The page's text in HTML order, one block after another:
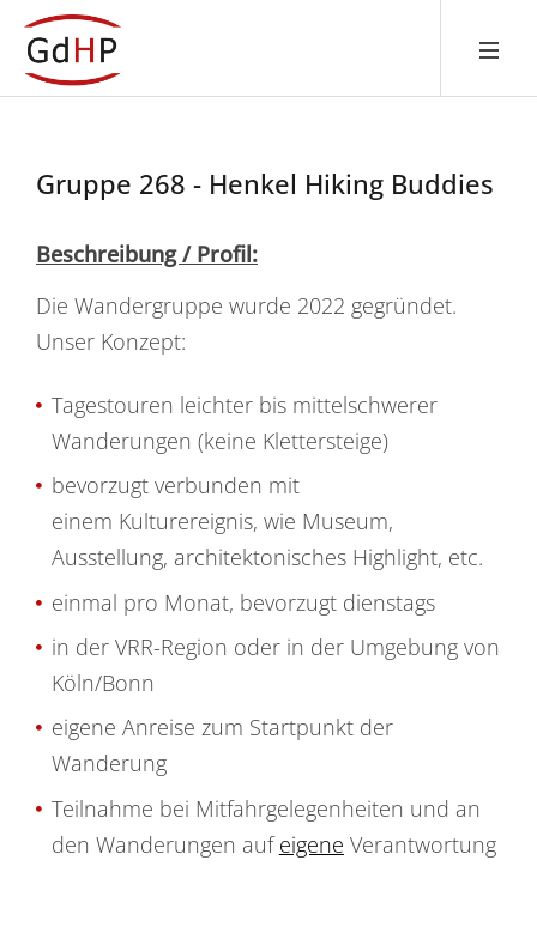
Gruppe 268 - Henkel Hiking Buddies
Beschreibung / Profil:
Die Wandergruppe wurde 2022 gegründet.
Unser Konzept:
Tagestouren leichter bis mittelschwerer
Wanderungen (keine Klettersteige)
bevorzugt verbunden mit
einem Kulturereignis, wie Museum,
Ausstellung, architektonisches Highlight, etc.
einmal pro Monat, bevorzugt dienstags
in der VRR-Region oder in der Umgebung von
Köln/Bonn
eigene Anreise zum Startpunkt der
Wanderung
Teilnahme bei Mitfahrgelegenheiten und an
den Wanderungen aufeigene Verantwortung